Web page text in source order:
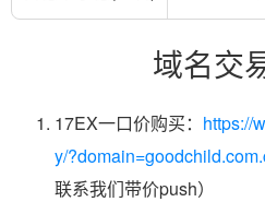
域名交
17EX一口价购买： https://
y/
联系我们带价push）